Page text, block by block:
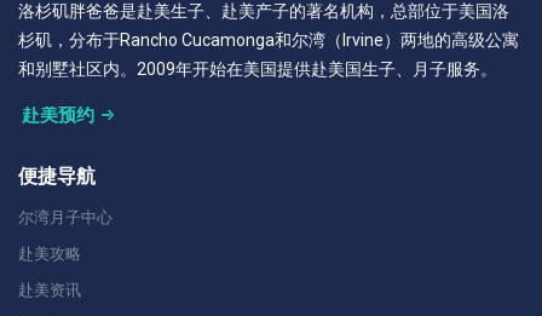
洛杉矶胖爸爸是赴美生子、赴美产子的著名机构，总部位于美国洛
杉矶，分布于Rancho Cucamonga和尔湾（Irvine）两地的高级公寓
和别墅社区内。2009年开始在美国提供赴美国生子、月子服务。
赴美预约
便捷导航
尔湾月子中心
赴美攻略
赴美资讯